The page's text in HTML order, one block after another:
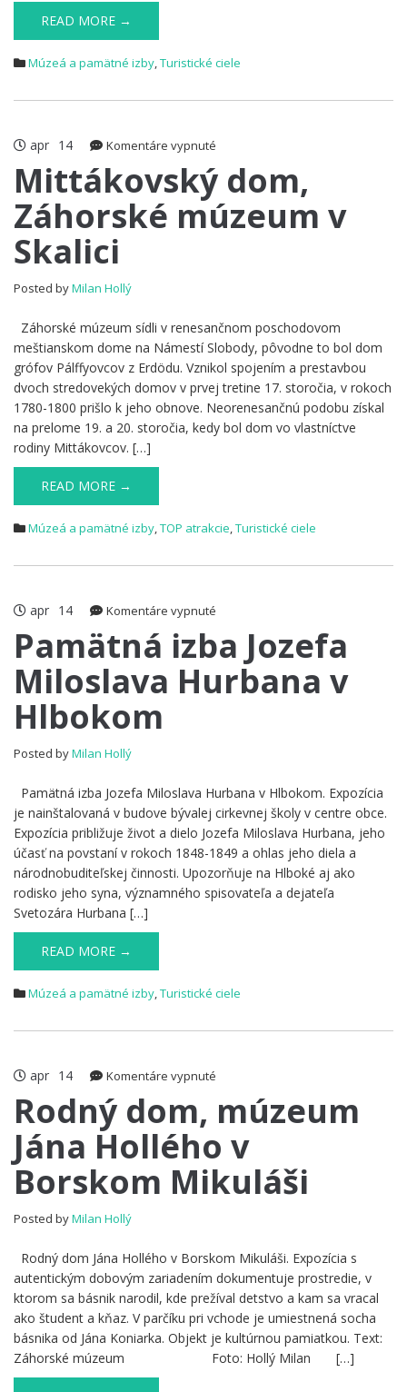
READ MORE →
Múzeá a pamätné izby,Turistické ciele
apr 14 Komentáre vypnuté
dom,
Záhorské
múzeum
Mittákovský dom,
Záhorské múzeum v
Skalici
Posted byMilan Hollý
Záhorské múzeum sídli v renesančnom poschodovom
meštianskom dome na Námestí Slobody, pôvodne to bol dom
grófov Pálffyovcov z Erdödu. Vznikol spojením a prestavbou
dvoch stredovekých domov v prvej tretine 17. storočia, v rokoch
1780-1800 prišlo k jeho obnove. Neorenesančnú podobu získal
na prelome 19. a 20. storočia, kedy bol dom vo vlastníctve
rodiny Mittákovcov. […]
READ MORE →
Múzeá a pamätné izby,TOP atrakcie,Turistické ciele
apr 14 Komentáre vypnuté
izba
Jozefa
Miloslava
Pamätná izba Jozefa
Miloslava Hurbana v
Hlbokom
Posted byMilan Hollý
Pamätná izba Jozefa Miloslava Hurbana v Hlbokom. Expozícia
je nainštalovaná v budove bývalej cirkevnej školy v centre obce.
Expozícia približuje život a dielo Jozefa Miloslava Hurbana, jeho
účasť na povstaní v rokoch 1848-1849 a ohlas jeho diela a
národnobuditeľskej činnosti. Upozorňuje na Hlboké aj ako
rodisko jeho syna, významného spisovateľa a dejateľa
Svetozára Hurbana […]
READ MORE →
Múzeá a pamätné izby,Turistické ciele
apr 14 Komentáre vypnuté
dom,
Jána
Hollého
v
Rodný dom, múzeum
Jána Hollého v
Borskom Mikuláši
Posted byMilan Hollý
Rodný dom Jána Hollého v Borskom Mikuláši. Expozícia s
autentickým dobovým zariadením dokumentuje prostredie, v
ktorom sa básnik narodil, kde prežíval detstvo a kam sa vracal
ako študent a kňaz. V parčíku pri vchode je umiestnená socha
básnika od Jána Koniarka. Objekt je kultúrnou pamiatkou. Text:
Záhorské múzeum Foto: Hollý Milan […]